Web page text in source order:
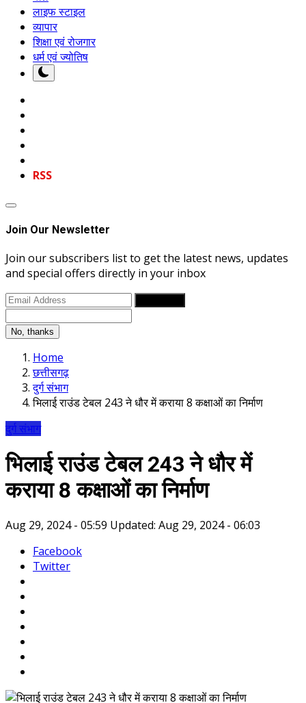
लाइफ स्टाइल
व्यापार
शिक्षा एवं रोजगार
धर्म एवं ज्योतिष
RSS
Join Our Newsletter
Join our subscribers list to get the latest news, updates
and special offers directly in your inbox
No, thanks
Home
छत्तीसगढ़
दुर्ग संभाग
भिलाई राउंड टेबल 243 ने धौर में कराया 8 कक्षाओं का निर्माण
दुर्ग संभाग
भिलाई राउंड टेबल 243 ने धौर में
कराया 8 कक्षाओं का निर्माण
Aug 29, 2024 - 05:59 Updated: Aug 29, 2024 - 06:03
Facebook
Twitter